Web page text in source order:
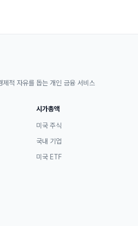
제적 자유를 돕는 개인 금융 서비스
시가총액
미국 주식
국내 기업
미국 ETF